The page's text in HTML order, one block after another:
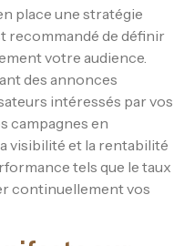
place une stratégie
recommandé de définir
votre audience.
des annonces
intéressés par vos
campagnes en
visibilité et la rentabilité
tels que le taux
continuellement vos